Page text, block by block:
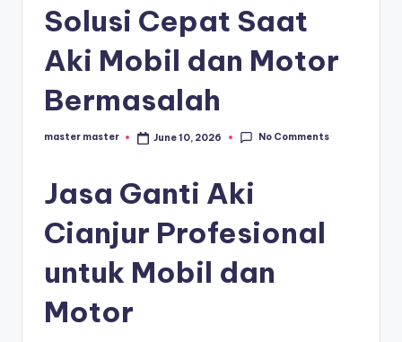
Solusi Cepat Saat
Aki Mobil dan Motor
Bermasalah
Posted
master master June 10, 2026 No Comments
Jasa Ganti Aki
Cianjur Profesional
untuk Mobil dan
Motor